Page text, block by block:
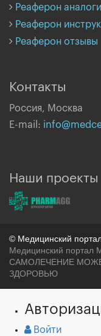
Реаферон аналоги
Реаферон
Реаферон отзывы
Контакты
Россия, Москва
E-mail:
Наши проекты
© Медицинский
Медицинский портал
САМОЛЕЧЕНИЕ
ЗДОРОВЬЮ
Войти